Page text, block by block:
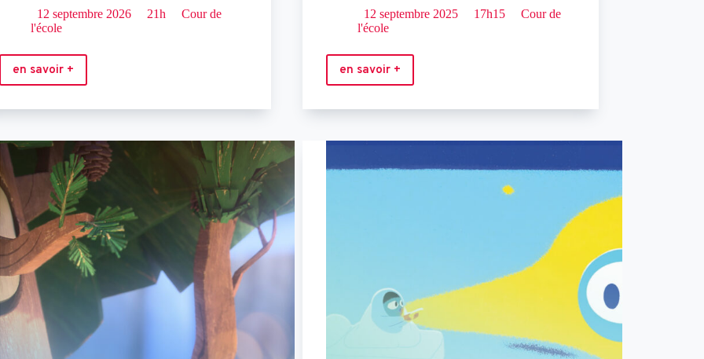
12 septembre 2026
21h
Cour de
l'école
en savoir +
Projection
12 septembre 2025
17h15
Cour de
l'école
en savoir +
Un
des